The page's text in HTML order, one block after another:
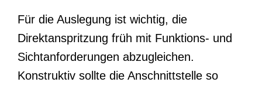
Für die Auslegung ist wichtig, die
Direktanspritzung früh mit Funktions- und
Sichtanforderungen abzugleichen.
Konstruktiv sollte die Anschnittstelle so